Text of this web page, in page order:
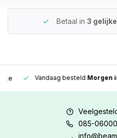
Betaal in 3
Vandaag besteldMorgen in
085-